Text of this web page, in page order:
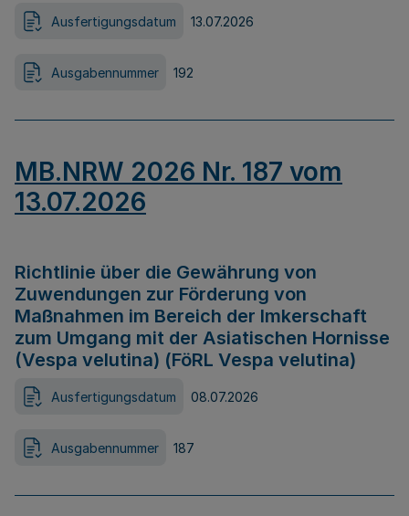
Ausfertigungsdatum 13.07.2026
Ausgabennummer 192
MB.NRW 2026 Nr. 187 vom
13.07.2026
Richtlinie über die Gewährung von
Zuwendungen zur Förderung von
Maßnahmen im Bereich der Imkerschaft
zum Umgang mit der Asiatischen Hornisse
(Vespa velutina) (FöRL Vespa velutina)
Ausfertigungsdatum 08.07.2026
Ausgabennummer 187